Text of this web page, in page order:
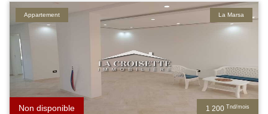
1 200 Tnd/mois
Non disponible
La Marsa
Appartement